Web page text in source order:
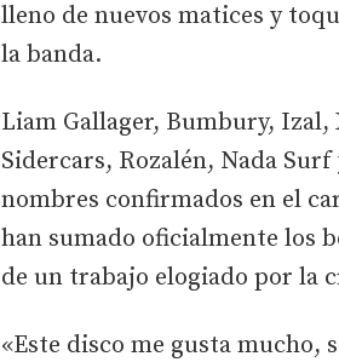
lleno de nuevos matices y
la banda.
Liam Gallager, Bumbury, Izal,
Sidercars, Rozalén, Nada
nombres confirmados en el
han sumado oficialmente los
de un trabajo elogiado por la
«Este disco me gusta mucho,